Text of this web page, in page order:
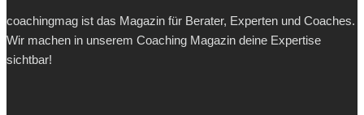
coachingmag ist das Magazin für Berater, Experten und Coaches.
Wir machen in unserem Coaching Magazin deine Expertise
sichtbar!